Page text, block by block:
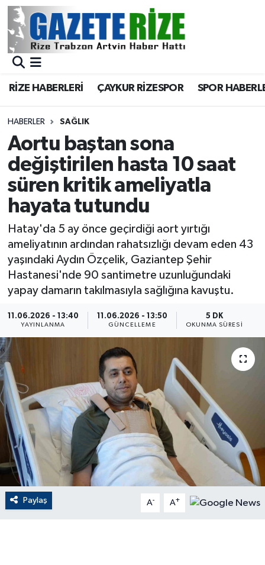
RİZE HABERLERİ ÇAYKUR RİZESPOR SPOR
HABERLER SAĞLIK
Aortu baştan sona
değiştirilen hasta 10 saat
süren kritik ameliyatla
hayata tutundu
Hatay'da 5 ay önce geçirdiği aort yırtığı
ameliyatının ardından rahatsızlığı devam eden 43
yaşındaki Aydın Özçelik, Gaziantep Şehir
Hastanesi'nde 90 santimetre uzunluğundaki
yapay damarın takılmasıyla sağlığına kavuştu.
11.06.2026 - 13:40
YAYINLANMA
11.06.2026 - 13:50
GÜNCELLEME
5 DK
OKUNMA SÜRESI
Paylaş A- A+
BÖLGEMİZ
Asayiş
Rize Jandarma Komutanlığı
Bilim Teknoloji
Advertising news
Canlı Maç
ÇEVRE
Dış Haberler
EKONOMİ
English News
Finans
Flaş Haber
Merkez Nöbetçi Eczaneler
Merkez Trafik Yoğunluk Haritası
Süper Lig Puan Durumu ve Fikstür
Tüm Manşetler
Haber Arşivi